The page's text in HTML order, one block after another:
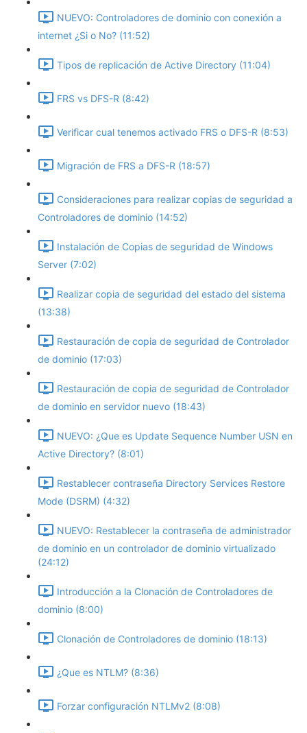
NUEVO: Controladores de dominio con conexión a
internet ¿Si o No? (11:52)
Tipos de replicación de Active Directory (11:04)
FRS vs DFS-R (8:42)
Verificar cual tenemos activado FRS o DFS-R (8:53)
Migración de FRS a DFS-R (18:57)
Consideraciones para realizar copias de seguridad a
Controladores de dominio (14:52)
Instalación de Copias de seguridad de Windows
Server (7:02)
Realizar copia de seguridad del estado del sistema
(13:38)
Restauración de copia de seguridad de Controlador
de dominio (17:03)
Restauración de copia de seguridad de Controlador
de dominio en servidor nuevo (18:43)
NUEVO: ¿Que es Update Sequence Number USN en
Active Directory? (8:01)
Restablecer contraseña Directory Services Restore
Mode (DSRM) (4:32)
NUEVO: Restablecer la contraseña de administrador
de dominio en un controlador de dominio virtualizado
(24:12)
Introducción a la Clonación de Controladores de
dominio (8:00)
Clonación de Controladores de dominio (18:13)
¿Que es NTLM? (8:36)
Forzar configuración NTLMv2 (8:08)